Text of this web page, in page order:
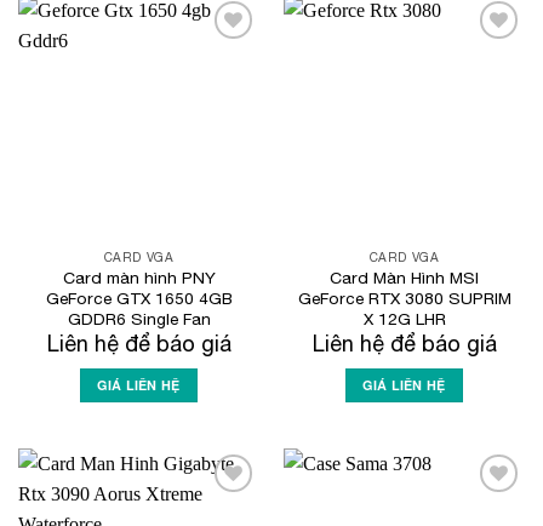
CARD VGA
Card màn hình PNY
GeForce GTX 1650 4GB
GDDR6 Single Fan
Liên hệ để báo giá
GIÁ LIÊN HỆ
CARD VGA
Card Màn Hình MSI
GeForce RTX 3080 SUPRIM
X 12G LHR
Liên hệ để báo giá
GIÁ LIÊN HỆ